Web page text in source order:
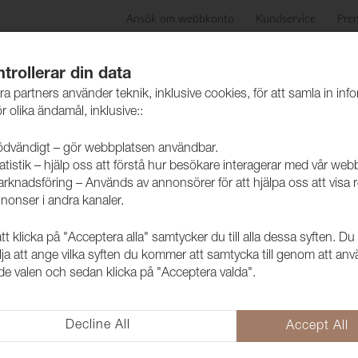
Ansök om webbkonto Kundservice
Produkter Skötselråd
möbeltyger
Folder
1022020
Megan Melange+ är en
specifikation. Lämplig för
hämtad från en ullsammet har
din data
partners använder teknik, inklusive cookies, för att samla in
olika ändamål, inklusive::
– gör webbplatsen användbar.
– hjälp oss att förstå hur besökare interagerar med vår
– Används av annonsörer för att hjälpa oss att visa
i andra kanaler.
klicka på "Acceptera alla" samtycker du till alla dessa syften. Du
att ange vilka syften du kommer att samtycka till genom att
valen och sedan klicka på "Acceptera valda".
Decline All Accept All